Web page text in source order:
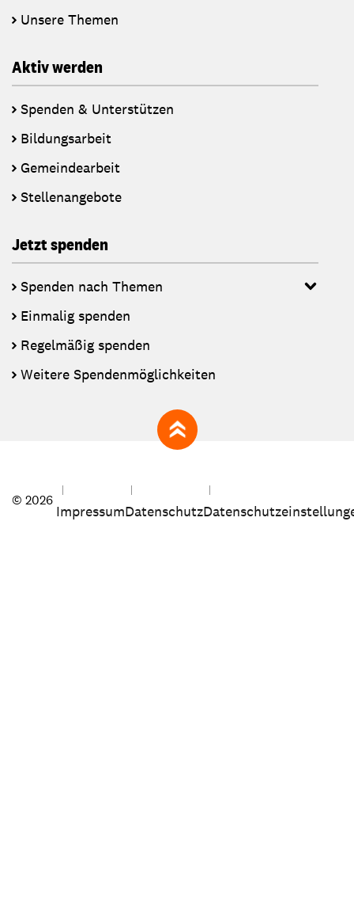
Unsere Themen
Aktiv werden
Spenden & Unterstützen
Bildungsarbeit
Gemeindearbeit
Stellenangebote
Jetzt spenden
Spenden nach Themen
Einmalig spenden
Regelmäßig spenden
Weitere Spendenmöglichkeiten
zum Seitenanfang
© 2026
ImpressumDatenschutz